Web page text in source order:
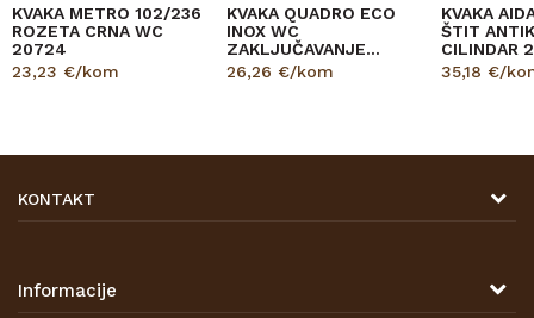
KVAKA METRO 102/236
ROZETA CRNA WC
20724
23,23 €/kom
KVAKA QUADRO ECO
INOX WC
ZAKLJUČAVANJE
30556
26,26 €/kom
KVAKA
ŠTIT
CILINDAR
35,18 €/
KONTAKT
47000 Karlovac
Informacije